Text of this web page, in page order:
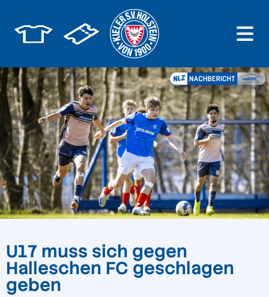
U17 muss sich gegen
Halleschen FC geschlagen
geben